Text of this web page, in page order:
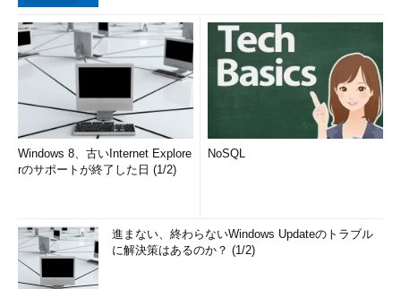
Windows 8、古いInternet Explore
rのサポートが終了した日 (1/2)
NoSQL
進まない、終わらないWindows Updateのトラブル
に解決策はあるのか？ (1/2)